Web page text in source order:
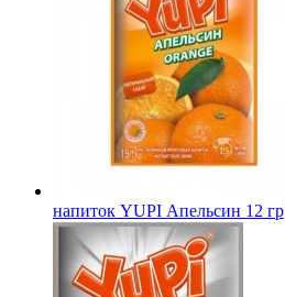
напиток YUPI Апельсин 12 гр